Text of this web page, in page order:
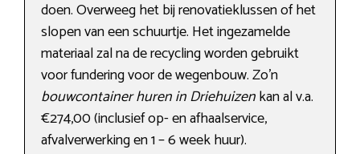
doen. Overweeg het bij renovatieklussen of het
slopen van een schuurtje. Het ingezamelde
materiaal zal na de recycling worden gebruikt
voor fundering voor de wegenbouw. Zo’n
bouwcontainer huren in Driehuizenkan al v.a.
€274,00 (inclusief op- en afhaalservice,
afvalverwerking en 1 – 6 week huur).